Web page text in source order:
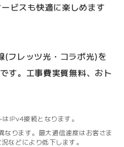
ビスも快適に楽しめます
(フレッツ光・コラボ光)を
す。工事費実質無料、おト
IPv4接続となります。
なります。最大通信速度はお客さま
などにより低下します。